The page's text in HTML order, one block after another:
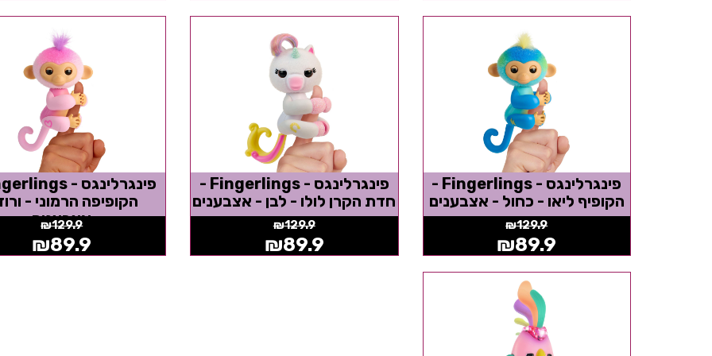
פינגרלינגס - Fingerlings -
הקופיף ליאו - כחול - אצבענים
₪129.9
₪89.9
פינגרלינגס - Fingerlings -
חדת הקרן לולו - לבן - אצבענים
₪129.9
₪89.9
הקופיפה הרמוני -
אצבענים
₪129.9
₪89.9